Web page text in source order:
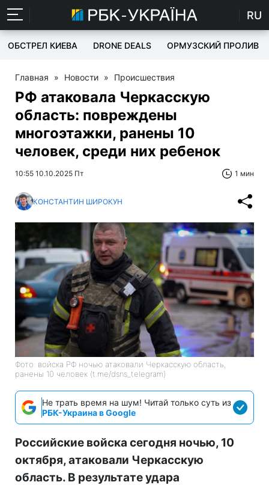
RU
ОБСТРЕЛ КИЕВА DRONE DEALS ОРМУЗСКИЙ ПРОЛИВ
Главная » Новости » Происшествия
РФ атаковала Черкасскую
область: повреждены
многоэтажки, ранены 10
человек, среди них ребенок
10:55 10.10.2025 Пт 1 мин
КОНСТАНТИН ШИРОКУН
Фото: войска РФ ночью атаковали Черкасскую область,
ранены 10 человек (t.me/dsns_telegram)
Не трать время на шум! Читай только суть из
РБК-Украина в Google
Российские войска сегодня ночью, 10
октября, атаковали Черкасскую
область. В результате удара